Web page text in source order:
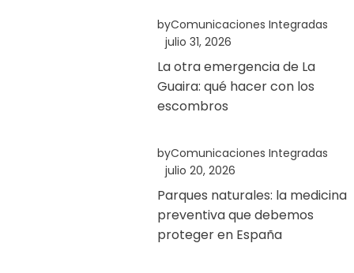
byComunicaciones Integradas
julio 31, 2026
La otra emergencia de La
Guaira: qué hacer con los
escombros
byComunicaciones Integradas
julio 20, 2026
Parques naturales: la medicina
preventiva que debemos
proteger en España